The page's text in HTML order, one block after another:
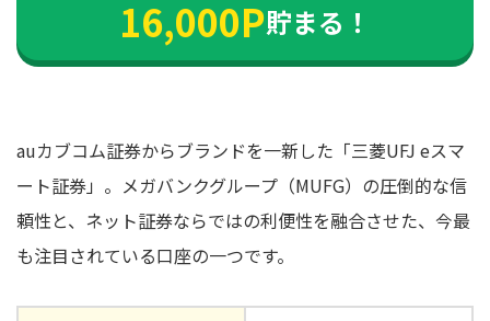
16,000P貯まる！
auカブコム証券からブランドを一新した「三菱UFJ eスマ
ート証券」。メガバンクグループ（MUFG）の圧倒的な信
頼性と、ネット証券ならではの利便性を融合させた、今最
も注目されている口座の一つです。